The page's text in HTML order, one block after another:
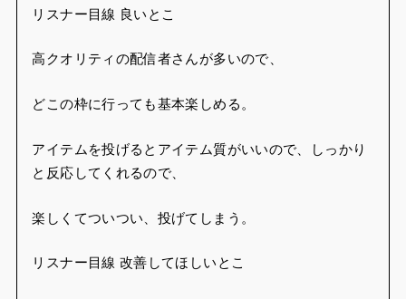
リスナー目線 良いとこ
高クオリティの配信者さんが多いので、
どこの枠に行っても基本楽しめる。
アイテムを投げるとアイテム質がいいので、しっかり
と反応してくれるので、
楽しくてついつい、投げてしまう。
リスナー目線 改善してほしいとこ